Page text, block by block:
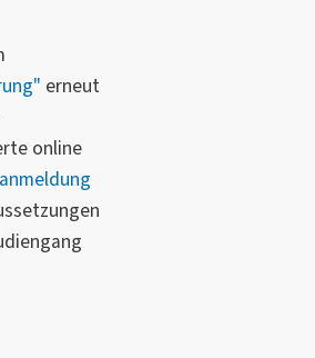
erneut
online